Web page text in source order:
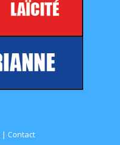
| Contact